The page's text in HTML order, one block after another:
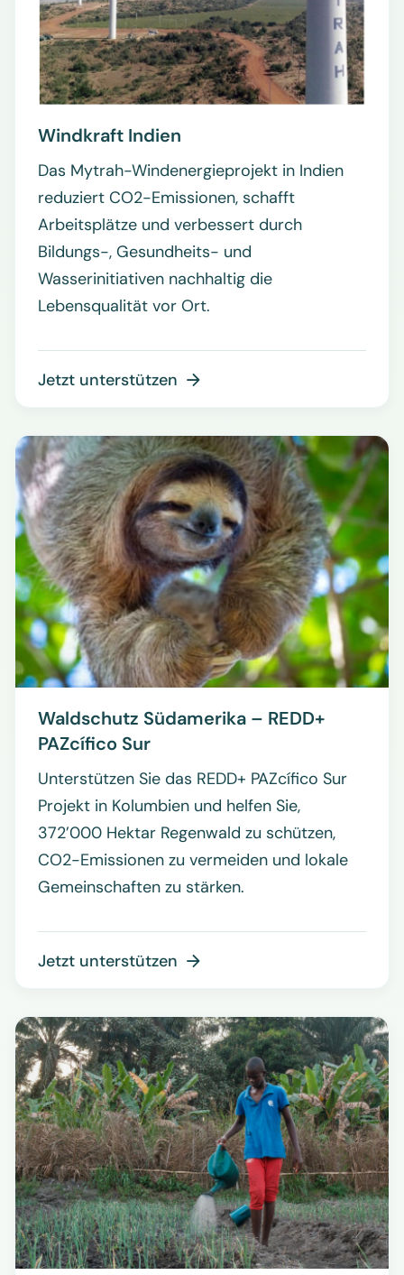
Windkraft Indien
Das Mytrah-Windenergieprojekt in Indien
reduziert CO2-Emissionen, schafft
Arbeitsplätze und verbessert durch
Bildungs-, Gesundheits- und
Wasserinitiativen nachhaltig die
Lebensqualität vor Ort.
Jetzt unterstützen 
Waldschutz Südamerika – REDD+
PAZcífico Sur
Unterstützen Sie das REDD+ PAZcífico Sur
Projekt in Kolumbien und helfen Sie,
372’000 Hektar Regenwald zu schützen,
CO2-Emissionen zu vermeiden und lokale
Gemeinschaften zu stärken.
Jetzt unterstützen 